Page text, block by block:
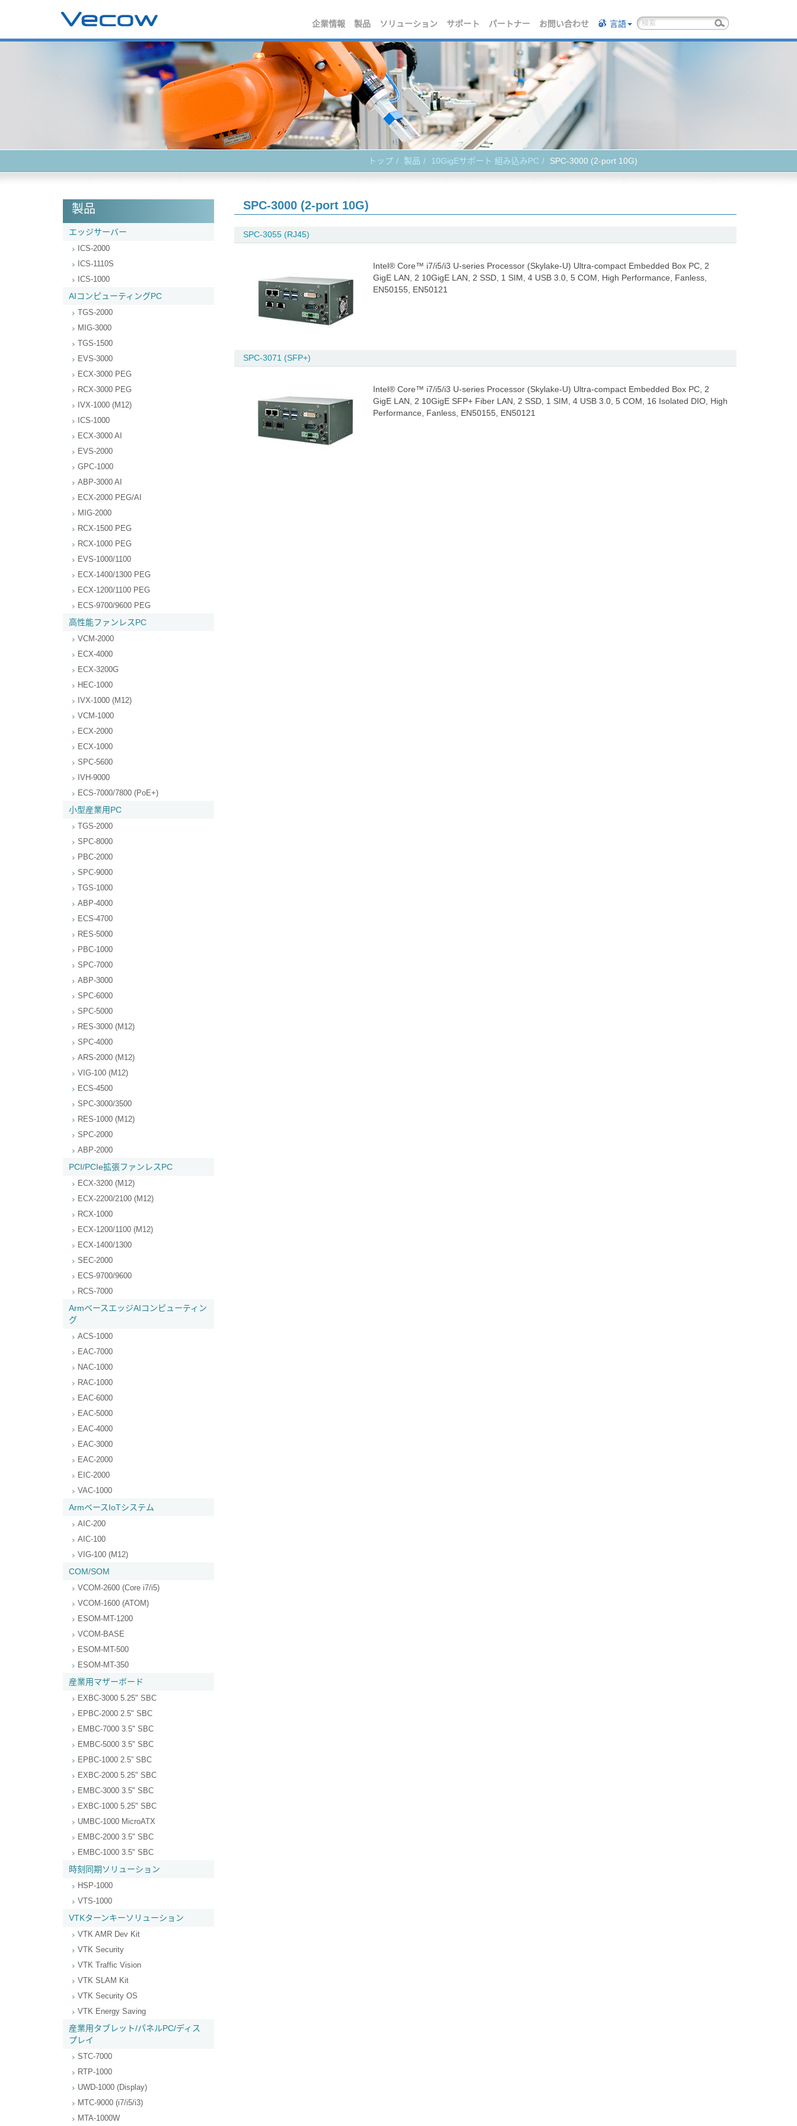
企業情報 製品 ソリューション サポート パートナー お問い合わせ 言語
トップ 製品 10GigEサポート 組み込みPC SPC-3000 (2-port 10G)
製品
エッジサーバー
ICS-2000
ICS-1110S
ICS-1000
AIコンピューティングPC
TGS-2000
MIG-3000
TGS-1500
EVS-3000
ECX-3000 PEG
RCX-3000 PEG
IVX-1000 (M12)
ICS-1000
ECX-3000 AI
EVS-2000
GPC-1000
ABP-3000 AI
ECX-2000 PEG/AI
MIG-2000
RCX-1500 PEG
RCX-1000 PEG
EVS-1000/1100
ECX-1400/1300 PEG
ECX-1200/1100 PEG
ECS-9700/9600 PEG
高性能ファンレスPC
VCM-2000
ECX-4000
ECX-3200G
HEC-1000
IVX-1000 (M12)
VCM-1000
ECX-2000
ECX-1000
SPC-5600
IVH-9000
ECS-7000/7800 (PoE+)
小型産業用PC
TGS-2000
SPC-8000
PBC-2000
SPC-9000
TGS-1000
ABP-4000
ECS-4700
RES-5000
PBC-1000
SPC-7000
ABP-3000
SPC-6000
SPC-5000
RES-3000 (M12)
SPC-4000
ARS-2000 (M12)
VIG-100 (M12)
ECS-4500
SPC-3000/3500
RES-1000 (M12)
SPC-2000
ABP-2000
PCI/PCIe拡張ファンレスPC
ECX-3200 (M12)
ECX-2200/2100 (M12)
RCX-1000
ECX-1200/1100 (M12)
ECX-1400/1300
SEC-2000
ECS-9700/9600
RCS-7000
ArmベースエッジAIコンピューティン
グ
ACS-1000
EAC-7000
NAC-1000
RAC-1000
EAC-6000
EAC-5000
EAC-4000
EAC-3000
EAC-2000
EIC-2000
VAC-1000
ArmベースIoTシステム
AIC-200
AIC-100
VIG-100 (M12)
COM/SOM
VCOM-2600 (Core i7/i5)
VCOM-1600 (ATOM)
ESOM-MT-1200
VCOM-BASE
ESOM-MT-500
ESOM-MT-350
産業用マザーボード
EXBC-3000 5.25" SBC
EPBC-2000 2.5" SBC
EMBC-7000 3.5" SBC
EMBC-5000 3.5" SBC
EPBC-1000 2.5” SBC
EXBC-2000 5.25" SBC
EMBC-3000 3.5" SBC
EXBC-1000 5.25" SBC
UMBC-1000 MicroATX
EMBC-2000 3.5" SBC
EMBC-1000 3.5" SBC
時刻同期ソリューション
HSP-1000
VTS-1000
VTKターンキーソリューション
VTK AMR Dev Kit
VTK Security
VTK Traffic Vision
VTK SLAM Kit
VTK Security OS
VTK Energy Saving
産業用タブレット/パネルPC/ディス
プレイ
STC-7000
RTP-1000
UWD-1000 (Display)
MTC-9000 (i7/i5/i3)
MTA-1000W
SPC-3000 (2-port 10G)
SPC-3055 (RJ45)
Intel® Core™ i7/i5/i3 U-series Processor (Skylake-U) Ultra-compact Embedded Box PC, 2
GigE LAN, 2 10GigE LAN, 2 SSD, 1 SIM, 4 USB 3.0, 5 COM, High Performance, Fanless,
EN50155, EN50121
SPC-3071 (SFP+)
Intel® Core™ i7/i5/i3 U-series Processor (Skylake-U) Ultra-compact Embedded Box PC, 2
GigE LAN, 2 10GigE SFP+ Fiber LAN, 2 SSD, 1 SIM, 4 USB 3.0, 5 COM, 16 Isolated DIO, High
Performance, Fanless, EN50155, EN50121